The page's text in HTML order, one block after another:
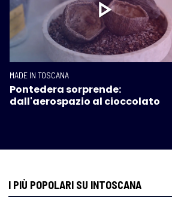
MADE IN TOSCANA
Pontedera sorprende:
dall'aerospazio al cioccolato
I PIÙ POPOLARI SU INTOSCANA